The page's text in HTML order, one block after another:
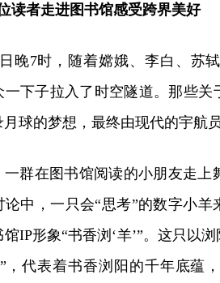
读者走进图书馆感受跨界美好
晚7时，随着嫦娥、李白、苏
一下子拉入了时空隧道。那些
球的梦想，最终由现代的宇航
一群在图书馆阅读的小朋友走
论中，一只会“思考”的数字小
IP形象“书香浏‘羊’”。这只以
，代表着书香浏阳的千年底蕴